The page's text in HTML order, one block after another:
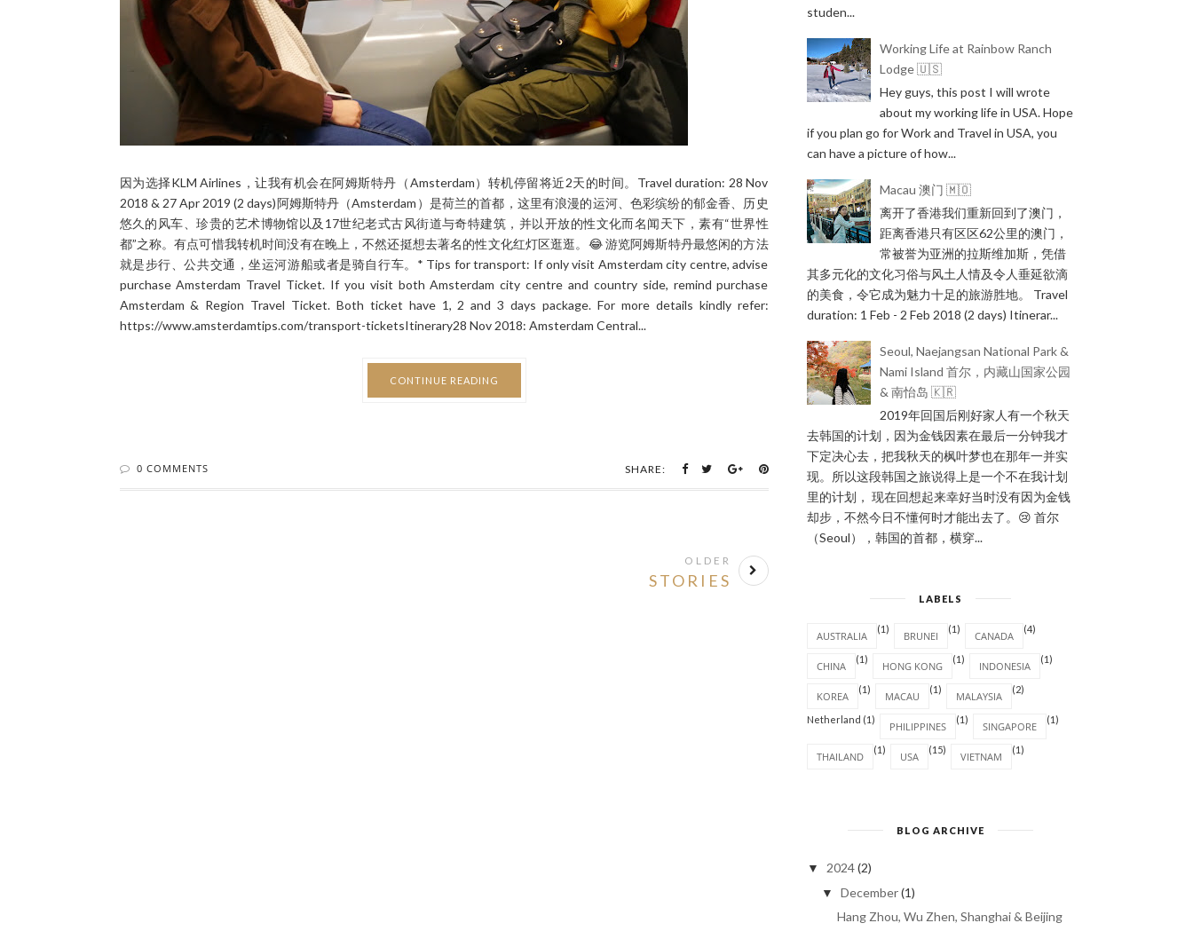
因为选择KLM Airlines，让我有机会在阿姆斯特丹（Amsterdam）转机停留将近2天的时间。Travel duration: 28 Nov
2018 & 27 Apr 2019 (2 days)阿姆斯特丹（Amsterdam）是荷兰的首都，这里有浪漫的运河、色彩缤纷的郁金香、历史
悠久的风车、珍贵的艺术博物馆以及17世纪老式古风街道与奇特建筑，并以开放的性文化而名闻天下，素有“世界性
都”之称。有点可惜我转机时间没有在晚上，不然还挺想去著名的性文化红灯区逛逛。😂 游览阿姆斯特丹最悠闲的方法
就是步行、公共交通，坐运河游船或者是骑自行车。* Tips for transport: If only visit Amsterdam city centre, advise
purchase Amsterdam Travel Ticket. If you visit both Amsterdam city centre and country side, remind purchase
Amsterdam & Region Travel Ticket. Both ticket have 1, 2 and 3 days package. For more details kindly refer:
https://www.amsterdamtips.com/transport-ticketsItinerary28 Nov 2018: Amsterdam Central...
CONTINUE READING
0 COMMENTS SHARE:
OLDER
STORIES
studen...
Working Life at Rainbow Ranch
Lodge 🇺🇸
Hey guys, this post I will wrote
about my working life in USA. Hope
if you plan go for Work and Travel in USA, you
can have a picture of how...
Macau 澳门 🇲🇴
离开了香港我们重新回到了澳门，
距离香港只有区区62公里的澳门，
常被誉为亚洲的拉斯维加斯，凭借
其多元化的文化习俗与风土人情及令人垂延欲滴
的美食，令它成为魅力十足的旅游胜地。 Travel
duration: 1 Feb - 2 Feb 2018 (2 days) Itinerar...
Seoul, Naejangsan National Park &
Nami Island 首尔，内藏山国家公园
& 南怡岛 🇰🇷
2019年回国后刚好家人有一个秋天
去韩国的计划，因为金钱因素在最后一分钟我才
下定决心去，把我秋天的枫叶梦也在那年一并实
现。所以这段韩国之旅说得上是一个不在我计划
里的计划， 现在回想起来幸好当时没有因为金钱
却步，不然今日不懂何时才能出去了。😢 首尔
（Seoul），韩国的首都，横穿...
LABELS
AUSTRALIA
(1)
BRUNEI
(1)
CANADA
(4)
CHINA
(1)
HONG KONG
(1)
INDONESIA
(1)
KOREA
(1)
MACAU
(1)
MALAYSIA
(2)
Netherland (1)
PHILIPPINES
(1)
SINGAPORE
(1)
THAILAND
(1)
USA
(15)
VIETNAM
(1)
BLOG ARCHIVE
▼ 2024 (2)
▼ December(1)
Hang Zhou, Wu Zhen, Shanghai & Beijing